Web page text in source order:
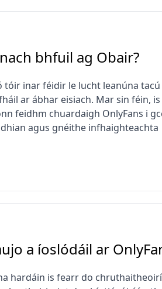
bhfuil ag Obair?
tóir inar féidir le lucht leanúna
ar ábhar eisiach. Mar sin féin, is
feidhm chuardaigh OnlyFans i
agus gnéithe infhaighteachta
a íoslódáil ar
hardáin is fearr do chruthaitheoirí